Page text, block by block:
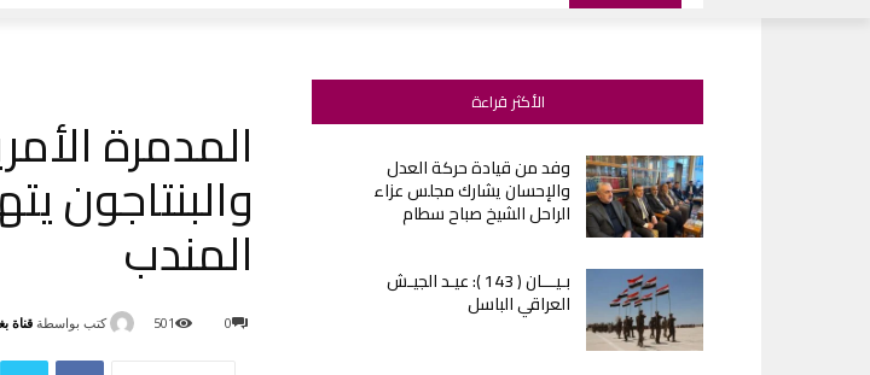
المدمرة
والبنتاجون
المندب
كتب بواسطةقناة 0
501
الأكثر قراءة
وفد من قيادة حركة العدل
والإحسان يشارك مجلس عزاء
الراحل الشيخ صباح سطام
بـيـــان ( 143 ): عيـد الجيـش
العراقي الباسل